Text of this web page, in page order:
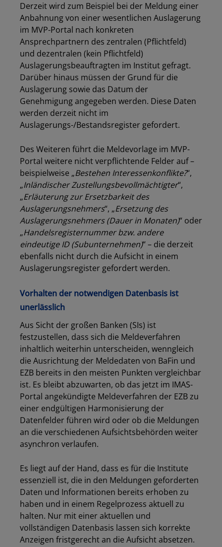
Derzeit wird zum Beispiel bei der Meldung einer
Anbahnung von einer wesentlichen Auslagerung
im MVP-Portal nach konkreten
Ansprechpartnern des zentralen (Pflichtfeld)
und dezentralen (kein Pflichtfeld)
Auslagerungsbeauftragten im Institut gefragt.
Darüber hinaus müssen der Grund für die
Auslagerung sowie das Datum der
Genehmigung angegeben werden. Diese Daten
werden derzeit nicht im
Auslagerungs-/Bestandsregister gefordert.
Des Weiteren führt die Meldevorlage im MVP-
Portal weitere nicht verpflichtende Felder auf –
beispielweise „Bestehen Interessenkonflikte?“,
„Inländischer Zustellungsbevollmächtigter“,
„Erläuterung zur Ersetzbarkeit des
Auslagerungsnehmers“, „Ersetzung des
Auslagerungsnehmers (Dauer in Monaten)“ oder
„Handelsregisternummer bzw. andere
eindeutige ID (Subunternehmen)“ – die derzeit
ebenfalls nicht durch die Aufsicht in einem
Auslagerungsregister gefordert werden.
Vorhalten der notwendigen Datenbasis ist
unerlässlich
Aus Sicht der großen Banken (SIs) ist
festzustellen, dass sich die Meldeverfahren
inhaltlich weiterhin unterscheiden, wenngleich
die Ausrichtung der Meldedaten von BaFin und
EZB bereits in den meisten Punkten vergleichbar
ist. Es bleibt abzuwarten, ob das jetzt im IMAS-
Portal angekündigte Meldeverfahren der EZB zu
einer endgültigen Harmonisierung der
Datenfelder führen wird oder ob die Meldungen
an die verschiedenen Aufsichtsbehörden weiter
asynchron verlaufen.
Es liegt auf der Hand, dass es für die Institute
essenziell ist, die in den Meldungen geforderten
Daten und Informationen bereits erhoben zu
haben und in einem Regelprozess aktuell zu
halten. Nur mit einer aktuellen und
vollständigen Datenbasis lassen sich korrekte
Anzeigen fristgerecht an die Aufsicht absetzen.